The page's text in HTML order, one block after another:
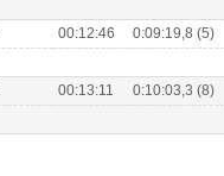
00:12:46 0:09:19,8 (5)
00:13:11 0:10:03,3 (8)